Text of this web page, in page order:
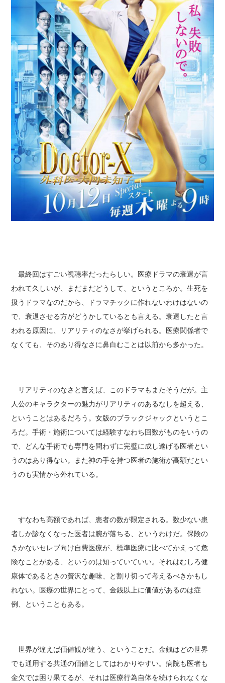
最終回はすごい視聴率だったらしい。医療ドラマの衰退が言
われて久しいが、まだまだどうして、というところか。生死を
扱うドラマなのだから、ドラマチックに作れないわけはないの
で、衰退させる方がどうかしているとも言える。衰退したと言
われる原因に、リアリティのなさが挙げられる。医療関係者で
なくても、そのあり得なさに鼻白むことは以前から多かった。
リアリティのなさと言えば、このドラマもまたそうだが。主
人公のキャラクターの魅力がリアリティのあるなしを超える、
ということはあるだろう。女版のブラックジャックというとこ
ろだ。手術・施術については経験すなわち回数がものをいうの
で、どんな手術でも専門を問わずに完璧に成し遂げる医者とい
うのはあり得ない。また神の手を持つ医者の施術が高額だとい
うのも実情から外れている。
すなわち高額であれば、患者の数が限定される。数少ない患
者しか診なくなった医者は腕が落ちる、というわけだ。保険の
きかないセレブ向け自費医療が、標準医療に比べてかえって危
険なことがある、というのは知っていていい。それはむしろ健
康体であるときの贅沢な趣味、と割り切って考えるべきかもし
れない。医療の世界にとって、金銭以上に価値があるのは症
例、ということもある。
世界が違えば価値観が違う、ということだ。金銭はどの世界
でも通用する共通の価値としてはわかりやすい。病院も医者も
金欠では困り果てるが、それは医療行為自体を続けられなくな